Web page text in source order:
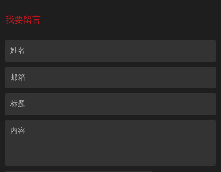
我要留言
姓名
邮箱
标题
内容